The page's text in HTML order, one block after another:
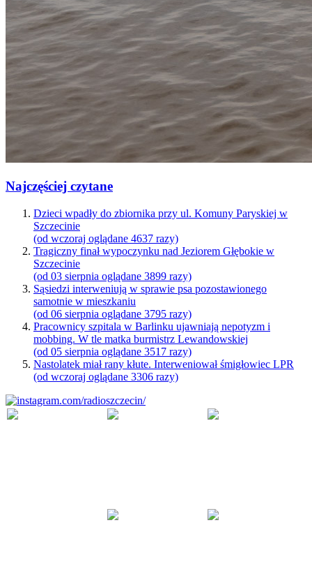
Najczęściej czytane
Dzieci wpadły do zbiornika przy ul. Komuny Paryskiej w
Szczecinie
(od wczoraj oglądane 4637 razy)
Tragiczny finał wypoczynku nad Jeziorem Głębokie w
Szczecinie
(od 03 sierpnia oglądane 3899 razy)
Sąsiedzi interweniują w sprawie psa pozostawionego
samotnie w mieszkaniu
(od 06 sierpnia oglądane 3795 razy)
Pracownicy szpitala w Barlinku ujawniają nepotyzm i
mobbing. W tle matka burmistrz Lewandowskiej
(od 05 sierpnia oglądane 3517 razy)
Nastolatek miał rany kłute. Interweniował śmigłowiec LPR
(od wczoraj oglądane 3306 razy)